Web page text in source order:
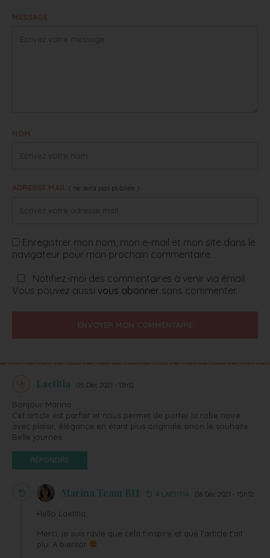
( ne sera pas publiée )
Enregistrer mon nom, mon e-mail et mon site dans le
navigateur pour mon prochain commentaire.
Notifiez-moi des commentaires à venir via émail.
Vous pouvez aussi vous abonner sans commenter.
Laetitia 05 Déc 2021 - 13h12
Bonjour Marina
Cet article est parfait et nous permet de porter la robe noire
avec plaisir, élégance en étant plus originale sinon le souhaite
Belle journée
RÉPONDRE
Marina Team BH À LAETITIA 06 Déc 2021 - 15h12
Hello Laetitia,
Merci, je suis ravie que cela t’inspire et que l’article t’ait
plu. A bientôt